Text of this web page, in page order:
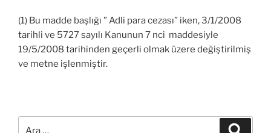
(1) Bu madde başlığı ” Adli para cezası” iken, 3/1/2008
tarihli ve 5727 sayılı Kanunun 7 nci maddesiyle
19/5/2008 tarihinden geçerli olmak üzere değiştirilmiş
ve metne işlenmiştir.